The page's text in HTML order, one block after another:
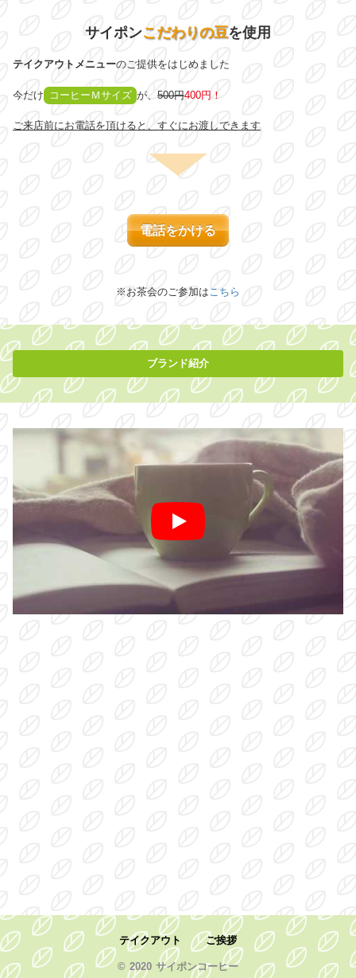
サイポンこだわりの豆を使用
テイクアウトメニューのご提供をはじめました
今だけ コーヒーＭサイズ が、500円400円！
ご来店前にお電話を頂けると、すぐにお渡しできます
電話をかける
※お茶会のご参加はこちら
ブランド紹介
テイクアウト ご挨拶
© 2020 サイポンコーヒー